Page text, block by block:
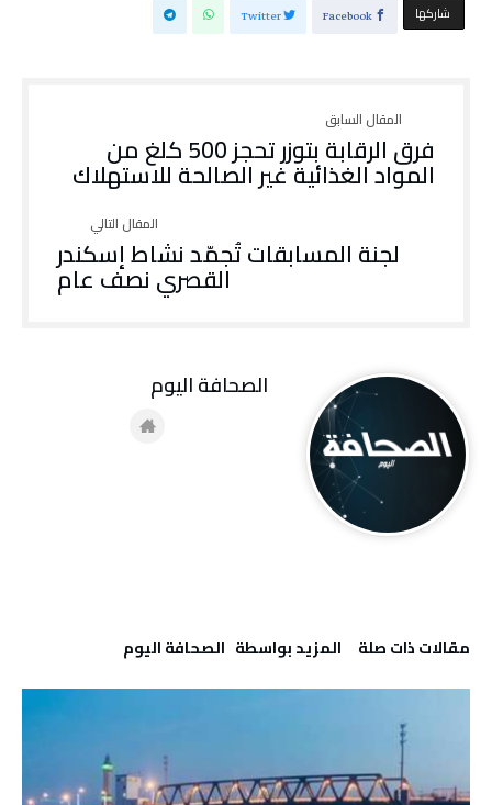
‫‫ شاركها‬ Facebook
Twitter
فرق الرقابة بتوزر تحجز 500 كلغ من
المواد الغذائية غير الصالحة للاستهلاك
لجنة المسابقات تُجمّد نشاط إسكندر
القصري نصف عام
‫مقالات ذات صلة‬ ‫‫المزيد بواسطة‬ ‬ ‭ ‬الصحافة‭ ‬اليوم